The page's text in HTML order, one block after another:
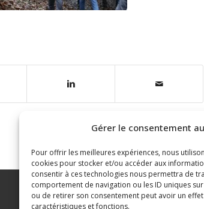
Gérer le consentement
Pour offrir les meilleures expériences, nous
cookies pour stocker et/ou accéder aux
consentir à ces technologies nous permettra de
comportement de navigation ou les ID uniques
ou de retirer son consentement peut avoir un
caractéristiques et fonctions.